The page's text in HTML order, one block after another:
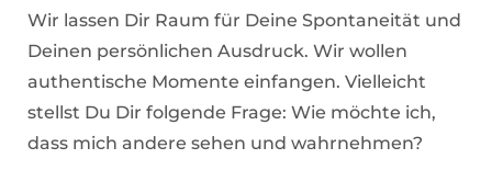
Wir lassen Dir Raum für Deine Spontaneität und
Deinen persönlichen Ausdruck. Wir wollen
authentische Momente einfangen. Vielleicht
stellst Du Dir folgende Frage: Wie möchte ich,
dass mich andere sehen und wahrnehmen?